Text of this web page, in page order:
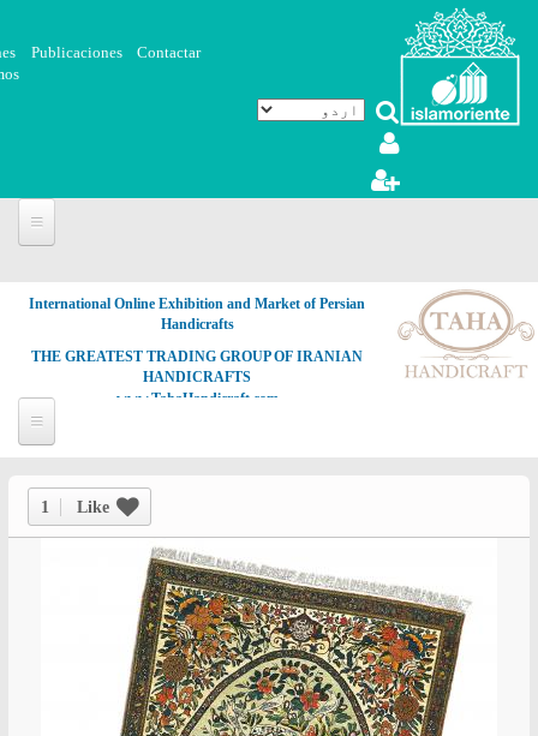
Skip to main content
Contactar
Publicaciones
International Online Exhibition and Market of Persian
Handicrafts
THE GREATEST TRADING GROUP OF IRANIAN
HANDICRAFTS
www.TahaHandicraft.com
1 Like